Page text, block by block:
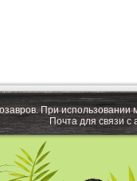
При использовании
Почта для связи с